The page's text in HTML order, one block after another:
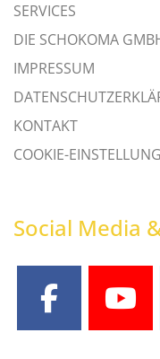
SERVICES
DIE SCHOKOMA
IMPRESSUM
KONTAKT
COOKIE-
Social Media
facebook